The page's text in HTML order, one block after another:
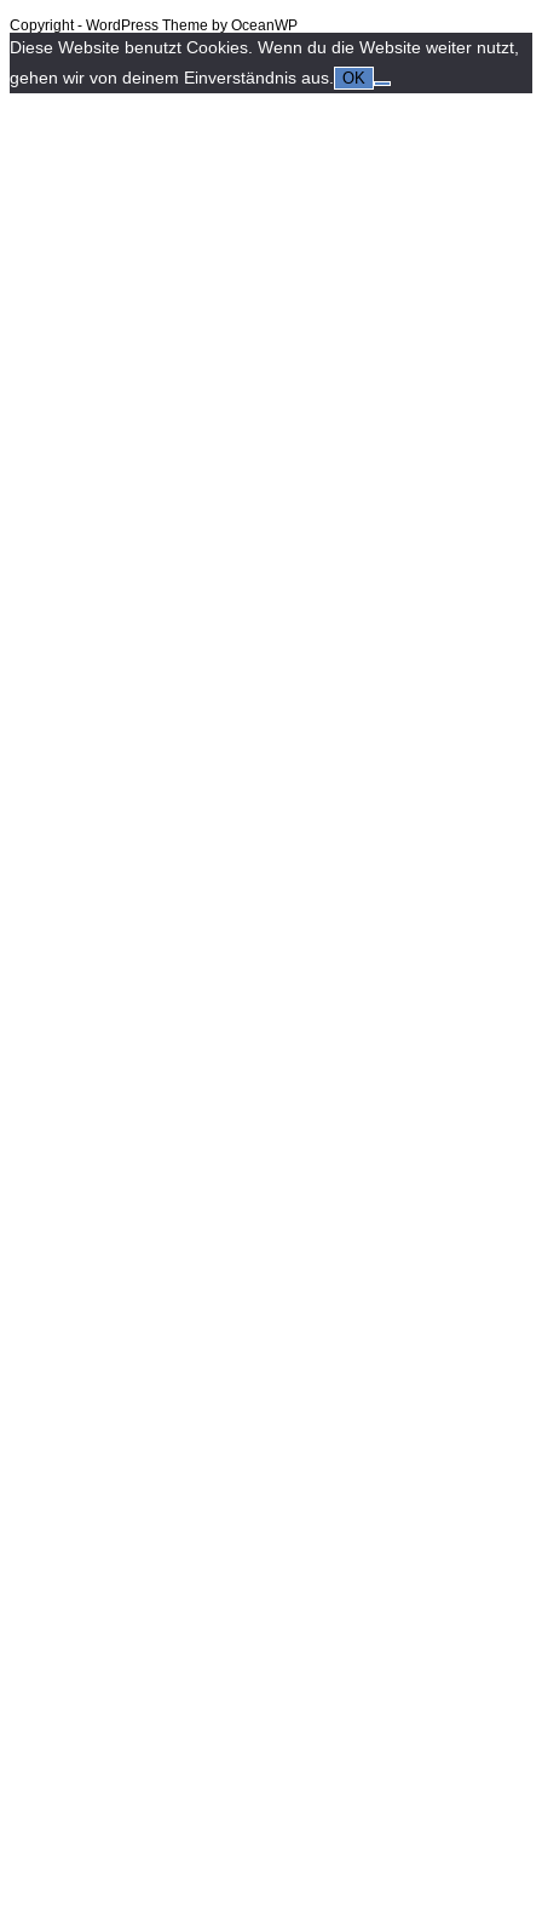
Copyright - WordPress Theme by OceanWP
Diese Website benutzt Cookies. Wenn du die Website weiter nutzt,
gehen wir von deinem Einverständnis aus.
OK